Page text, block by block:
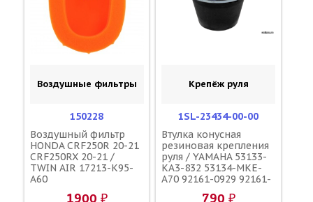
Воздушные фильтры
150228
Воздушный фильтр
HONDA CRF250R 20-21
CRF250RX 20-21 /
TWIN AIR 17213-K95-
A60
Крепёж руля
1SL-23434-00-00
Втулка конусная
резиновая крепления
руля / YAMAHA 53133-
KA3-832 53134-MKE-
A70 92161-0929 92161-